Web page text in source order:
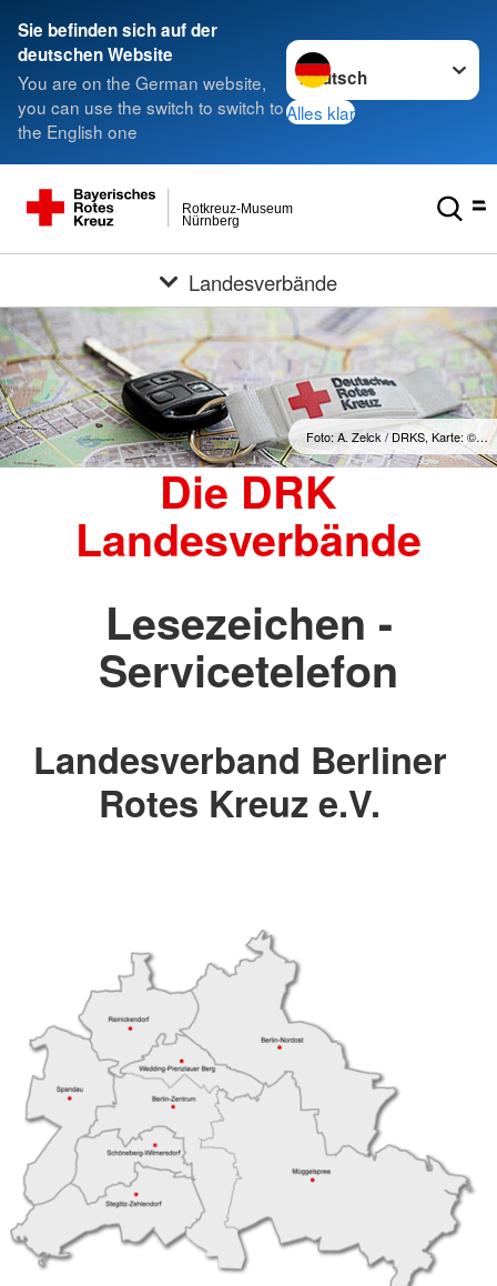
Sie befinden sich auf der
deutschen Website
You are on the German website,
you can use the switch to switch to
the English one
Sprache wechseln zu
Alles klar
Nürnberg
Rotkreuz-Museum
Landesverbände
Foto: A. Zelck / DRKS, Karte: ©…
Die DRK
Landesverbände
Lesezeichen -
Servicetelefon
Landesverband Berliner
Rotes Kreuz e.V.